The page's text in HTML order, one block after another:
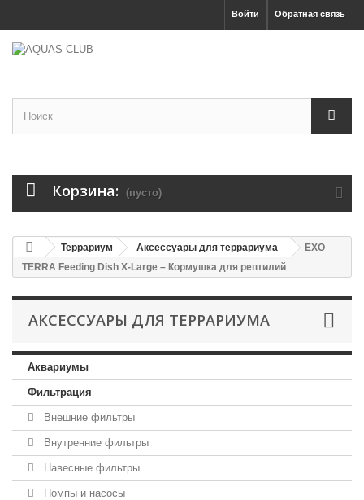
Обратная связь
Войти
Корзина: (пусто)
Террариум Аксессуары для террариума
EXO
TERRA Feeding Dish X-Large – Кормушка для рептилий
АКСЕССУАРЫ ДЛЯ ТЕРРАРИУМА
Аквариумы
Фильтрация
Внешние фильтры
Внутренние фильтры
Навесные фильтры
Помпы и насосы